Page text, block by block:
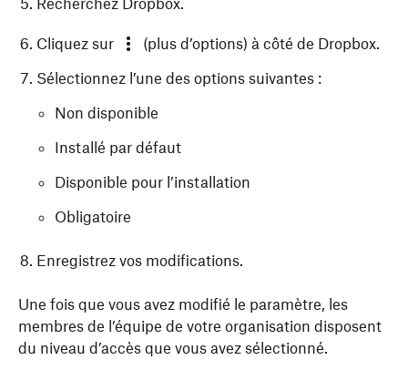
Recherchez Dropbox.
Cliquez sur
(plus d’options) à côté de Dropbox.
Sélectionnez l’une des options suivantes :
Non disponible
Installé par défaut
Disponible pour l’installation
Obligatoire
Enregistrez vos modifications.
Une fois que vous avez modifié le paramètre, les
membres de l’équipe de votre organisation disposent
du niveau d’accès que vous avez sélectionné.